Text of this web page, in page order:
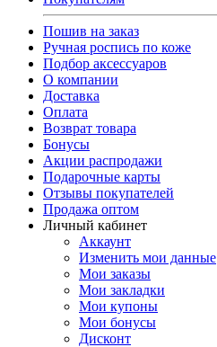
Пошив на заказ
Ручная роспись по коже
Подбор аксессуаров
О компании
Доставка
Оплата
Возврат товара
Бонусы
Акции распродажи
Подарочные карты
Отзывы покупателей
Продажа оптом
Личный кабинет
Аккаунт
Изменить мои данные
Мои заказы
Мои закладки
Мои купоны
Мои бонусы
Дисконт